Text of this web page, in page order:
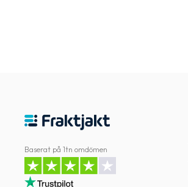
Baserat på 1tn omdömen